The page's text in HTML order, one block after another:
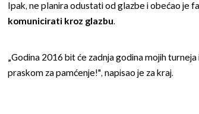
Ipak, ne planira odustati od glazbe i obećao je
komunicirati kroz glazbu.
„Godina 2016 bit će zadnja godina mojih
praskom za pamćenje!", napisao je za kraj.